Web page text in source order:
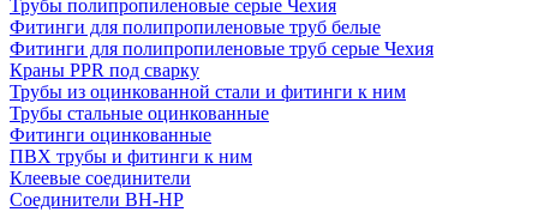
Трубы полипропиленовые серые Чехия
Фитинги для полипропиленовые труб белые
Фитинги для полипропиленовые труб серые Чехия
Краны PPR под сварку
Трубы из оцинкованной стали и фитинги к ним
Трубы стальные оцинкованные
Фитинги оцинкованные
ПВХ трубы и фитинги к ним
Клеевые соединители
Соединители ВН-НР